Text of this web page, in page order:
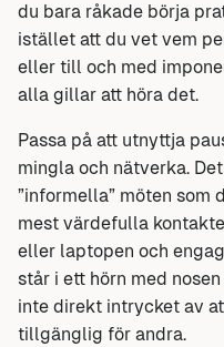
du bara råkade börja
istället att du vet vem
eller till och med
alla gillar att höra det.
Passa på att utnyttja
mingla och nätverka.
”informella” möten som
mest värdefulla
eller laptopen och
står i ett hörn med
inte direkt intrycket av
tillgänglig för andra.